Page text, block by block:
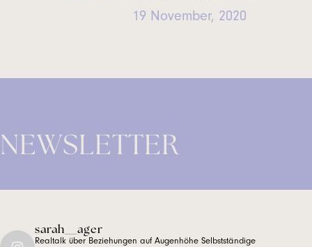
19 November, 2020
NEWSLETTER
sarah__ager
Realtalk über Beziehungen auf Augenhöhe Selbstständige